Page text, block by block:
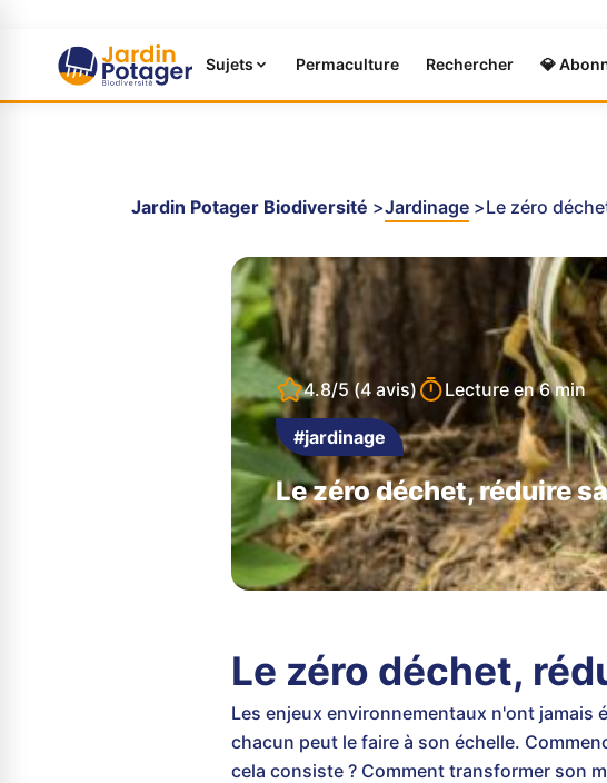
Sujets Permaculture Rechercher 💎
Jardin Potager Biodiversité Jardinage Le zéro
4.8/5 (4 avis) Lecture en6 min
#jardinage
Le zéro déchet, réduire
Le zéro déchet,
Les enjeux environnementaux n'ont
chacun peut le faire à son échelle.
cela consiste ? Comment transformer son